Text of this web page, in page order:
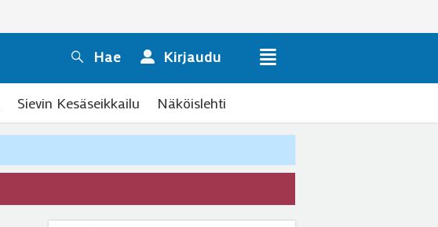
Hae Kirjaudu
Sievin Kesäseikkailu Näköislehti